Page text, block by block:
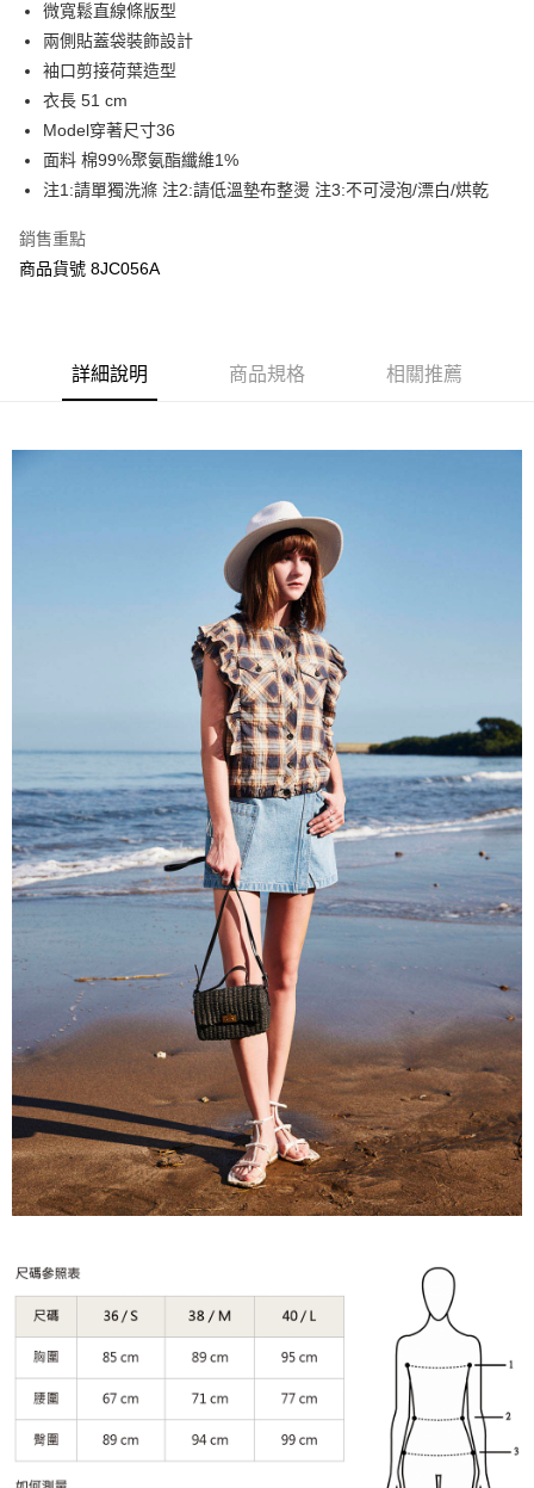
悠遊付
Google Pay
全盈+PAY
AFTEE先享後付
相關說明
AFTEE先享後付是「在收到商品之後才付款」的支付方式。 讓您購物簡單
便利好安心！
１．簡單：不需註冊會員、不需綁卡、不需儲值。
１．於結帳方式選擇「AFTEE先享後付」後，將跳轉至「AFTEE先享後付」
結帳頁面，進行簡訊認證並確認金額後，即可完成結帳。
購買商品的店家。未經商家同意取消之訂單仍視為有效，需透過AFTEE先享
※ 交易是否成功請以「AFTEE先享後付 」之結帳頁面顯示為準，若有關於
是否繳費成功／繳費後需取消欲退款等相關疑問，請聯繫「AFTEE先享後付
https://netprotections.freshdesk.com/support/home
１．透過由恩沛科技股份有限公司提供之「AFTEE先享後付」服務完成之交
易，需依本服務之必要範圍內提供個人資料，並將交易相關給付款項請求債
權轉讓予恩沛科技股份有限公司。
２．關於個人資料處理事宜，請瀏覽以下網址：
https://aftee.tw/terms/#terms3
３．未成年的使用者請事先徵得法定代理人或監護人之同意方可使用
「AFTEE先享後付」，若未經同意申辦者引起之損失，本公司不負相關責
任。
４．使用「AFTEE先享後付」時，將依據個別帳號之用戶狀況，依本公司即
時審查核予不同之上限額度；若仍有額度不足之情形，本公司將視審查結果
請求用戶進行身份認證。
５．嚴禁一人註冊多個帳號或使用他人資訊註冊。若發現惡意使用之情形，
恩沛科技股份有限公司將有權停止該用戶之使用額度並採取法律行動。
微寬鬆直線條版型
兩側貼蓋袋裝飾設計
袖口剪接荷葉造型
衣長 51 cm
Model穿著尺寸36
面料 棉99%聚氨酯纖維1%
注1:請單獨洗滌 注2:請低溫墊布整燙 注3:不可浸泡/漂白/烘乾
銷售重點
商品貨號 8JC056A
詳細說明 商品規格 相關推薦